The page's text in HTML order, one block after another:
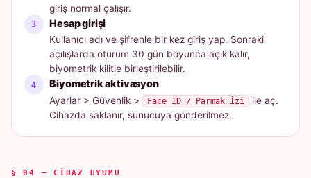
giriş normal çalışır.
Hesap girişi
Kullanıcı adı ve şifrenle bir kez giriş yap. Sonraki
açılışlarda oturum 30 gün boyunca açık kalır,
biyometrik kilitle birleştirilebilir.
Biyometrik aktivasyon
Ayarlar > Güvenlik > Face ID / Parmak İzi
ile aç.
Cihazda saklanır, sunucuya gönderilmez.
§ 04 — CIHAZ UYUMU